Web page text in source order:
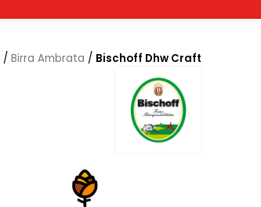
/ Birra Ambrata / Bischoff Dhw Craft